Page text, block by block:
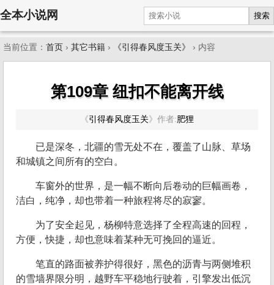
全本小说网 搜索
当前位置： 首页 › 其它书籍 › 《引得春风度玉关》 › 内容
第109章 纽扣不能离开线
《引得春风度玉关》 作者:肥狸
已是深冬，北疆的雪无处不在，覆盖了山脉、草场
和城镇之间所有的空白。
车窗外的世界，是一幅不断向后卷动的巨幅画卷，
洁白，纯净，却也带着一种旅程将尽的寂寥。
为了安全起见，杨柳特意选择了全程高速的回程，
方便，快捷，却也意味着某种无可挽回的逼近。
笔直的路面被养护得很好，黑色的沥青与两侧堆积
的雪墙界限分明，越野车平稳地行驶着，引擎发出低沉